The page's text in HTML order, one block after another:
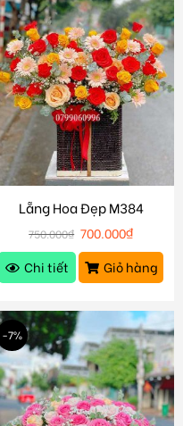
Lẵng Hoa Đẹp M384
750.000₫ 700.000₫
Chi tiết
Giỏ hàng
-7%